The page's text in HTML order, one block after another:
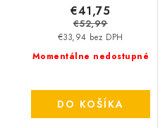
Momentálne nedostupné
€33,94 bez DPH
€41,75
€52,99
DO KOŠÍKA